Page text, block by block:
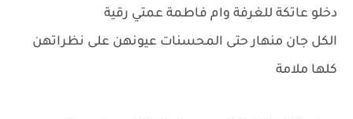
دخلو عاتكة للغرفة وام فاطمة عمتي رقية
الكل جان منهار حتى المحسنات عيونهن على نظراتهن
كلها ملامة